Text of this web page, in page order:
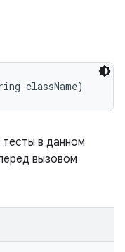
className)
в данном
вызовом